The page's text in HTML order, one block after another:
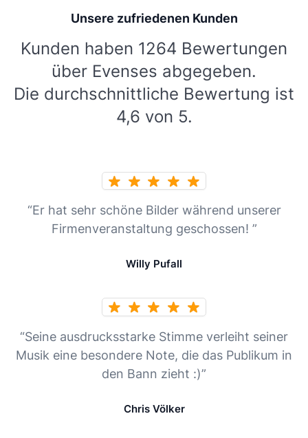
Unsere zufriedenen Kunden
Kunden haben 1264 Bewertungen
über Evenses abgegeben.
Die durchschnittliche Bewertung ist
4,6 von 5.
“Er hat sehr schöne Bilder während unserer
Firmenveranstaltung geschossen! ”
Willy Pufall
“Seine ausdrucksstarke Stimme verleiht seiner
Musik eine besondere Note, die das Publikum in
den Bann zieht :)”
Chris Völker